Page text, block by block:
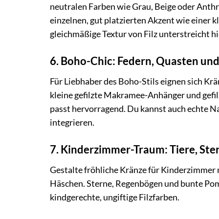
neutralen Farben wie Grau, Beige oder
einzelnen, gut platzierten Akzent wie einer
gleichmäßige Textur von Filz unterstreicht
6. Boho-Chic: Federn, Quasten
Für Liebhaber des Boho-Stils eignen sich
kleine gefilzte Makramee-Anhänger und
passt hervorragend. Du kannst auch echte
integrieren.
7. Kinderzimmer-Traum: Tiere,
Gestalte fröhliche Kränze für
Häschen. Sterne, Regenbögen und bunte
kindgerechte, ungiftige Filzfarben.